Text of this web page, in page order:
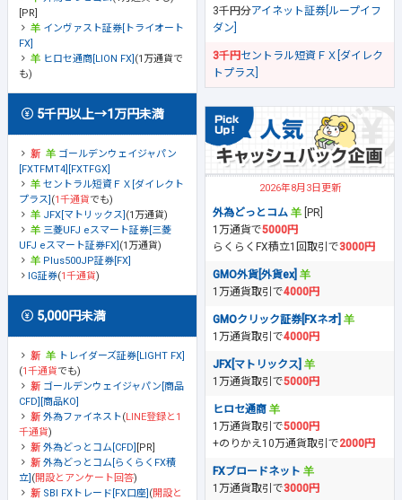
[PR]
インヴァスト証券[トライオート
FX]
ヒロセ通商[LION FX] (1万通貨で
も)
5千円以上→1万円未満
ゴールデンウェイジャパン
[FXTFMT4][FXTFGX]
セントラル短資ＦＸ[ダイレクト
プラス] (1千通貨でも)
JFX[マトリックス] (1万通貨)
三菱UFJ eスマート証券[三菱
UFJ eスマート証券FX] (1万通貨)
Plus500JP証券[FX]
IG証券(1千通貨)
5,000円未満
トレイダーズ証券[LIGHT FX]
(1千通貨でも)
ゴールデンウェイジャパン[商品
CFD][商品KO]
外為ファイネスト(LINE登録と1
千通貨)
外為どっとコム[CFD] [PR]
外為どっとコム[らくらくFX積
立] (開設とアンケート回答)
SBI FXトレード[FX口座] (開設と
3千円分アイネット証券[ループイフ
ダン]
3千円セントラル短資ＦＸ[ダイレク
トプラス]
2026年8月3日更新
外為どっとコム
[PR]
1万通貨で5000円
らくらくFX積立1回取引で3000円
GMO外貨[外貨ex]
1万通貨取引で4000円
GMOクリック証券[FXネオ]
1万通貨取引で4000円
JFX[マトリックス]
1万通貨取引で5000円
ヒロセ通商
1万通貨取引で5000円
+のりかえ10万通貨取引で2000円
FXブロードネット
1万通貨取引で3000円